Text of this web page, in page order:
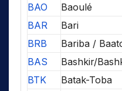
BAO
Baoulé
BAR
Bari
BRB
Bariba /
BAS
Bashkir/
BTK
Batak-Toba